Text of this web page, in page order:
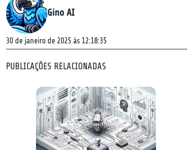
Gino AI
30 de janeiro de 2025 às 12:18:35
PUBLICAÇÕES RELACIONADAS